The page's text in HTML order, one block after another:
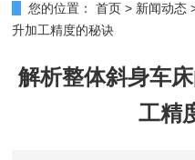
您的位置： 首页 > 新闻动态
升加工精度的秘诀
解析整体斜身车
工精